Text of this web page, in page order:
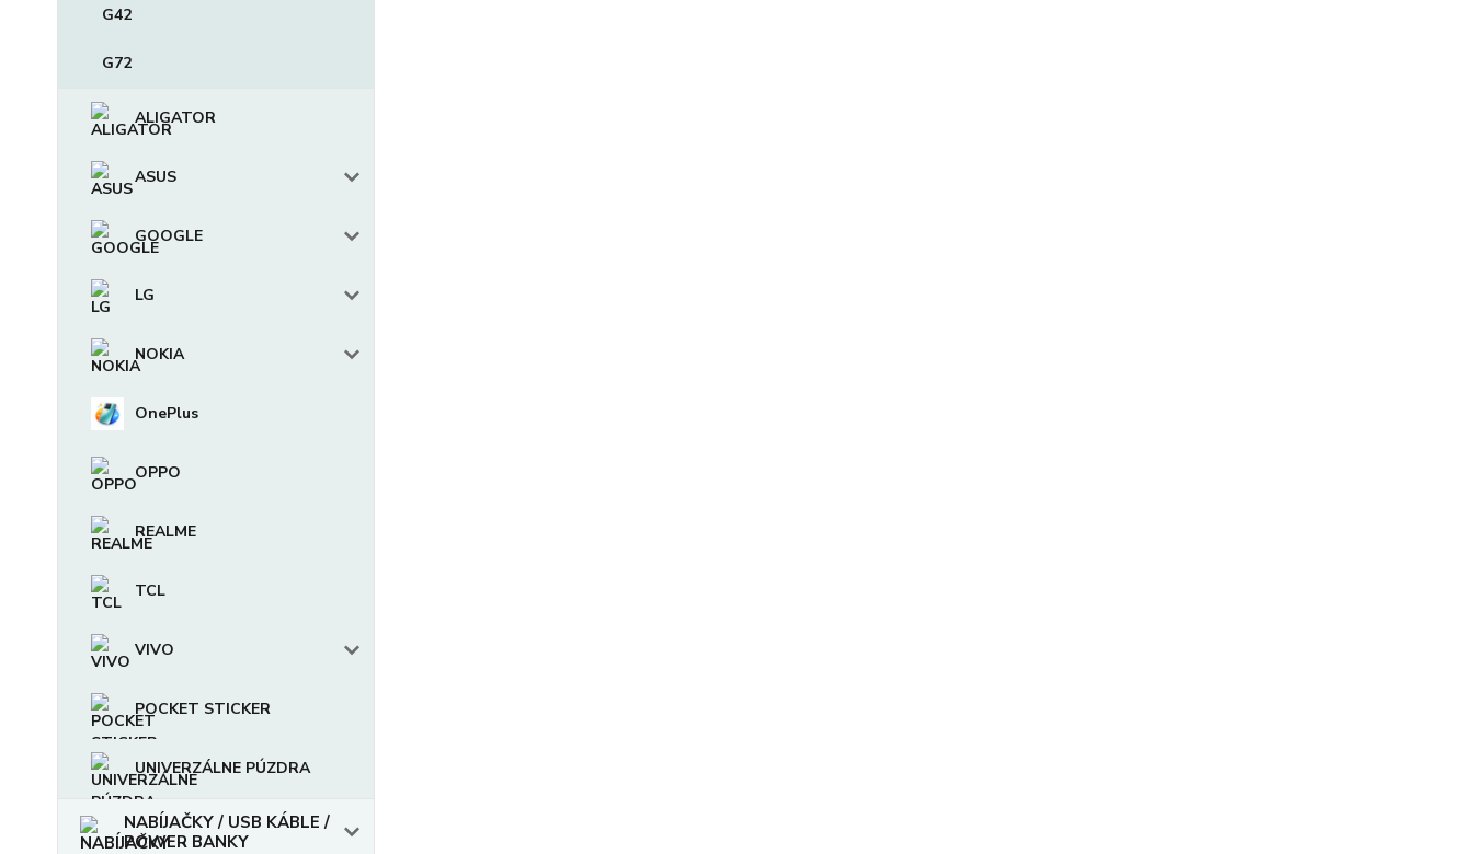
G42
G72
ALIGATOR
ASUS
GOOGLE
LG
NOKIA
OnePlus
OPPO
REALME
TCL
VIVO
POCKET STICKER
UNIVERZÁLNE PÚZDRA
NABÍJAČKY / USB KÁBLE /
POWER BANKY